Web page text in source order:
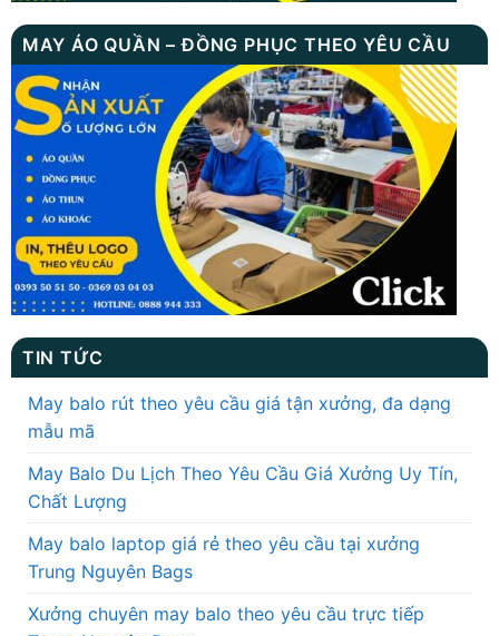
MAY ÁO QUẦN – ĐỒNG PHỤC THEO YÊU CẦU
TIN TỨC
May balo rút theo yêu cầu giá tận xưởng, đa dạng
mẫu mã
May Balo Du Lịch Theo Yêu Cầu Giá Xưởng Uy Tín,
Chất Lượng
May balo laptop giá rẻ theo yêu cầu tại xưởng
Trung Nguyên Bags
Xưởng chuyên may balo theo yêu cầu trực tiếp